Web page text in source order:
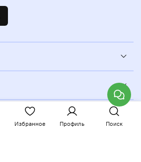
Избранное Профиль Поиск